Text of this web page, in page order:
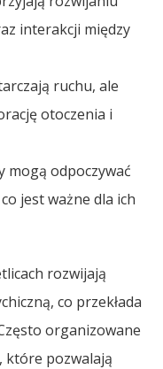
interakcji między
ruchu, ale
otoczenia i
mogą odpoczywać
jest ważne dla ich
rozwijają
co przekłada
organizowane
które pozwalają